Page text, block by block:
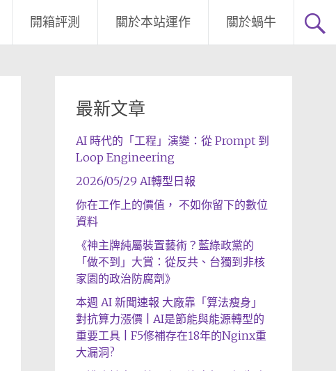
開箱評測 關於本站運作 關於蝸牛
最新文章
AI 時代的「工程」演變：從 Prompt 到
Loop Engineering
2026/05/29 AI轉型日報
你在工作上的價值， 不如你留下的數位
資料
《神主牌純屬裝置藝術？藍綠政黨的
「做不到」大賞：從反共、台獨到非核
家園的政治防腐劑》
本週 AI 新聞速報 大廠靠「算法瘦身」
對抗算力漲價 | AI是節能與能源轉型的
重要工具 | F5修補存在18年的Nginx重
大漏洞?